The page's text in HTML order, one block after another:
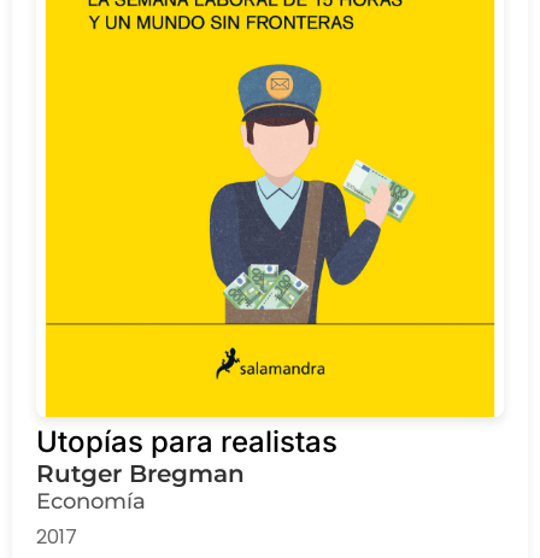
Utopías para realistas
Rutger Bregman
Economía
2017